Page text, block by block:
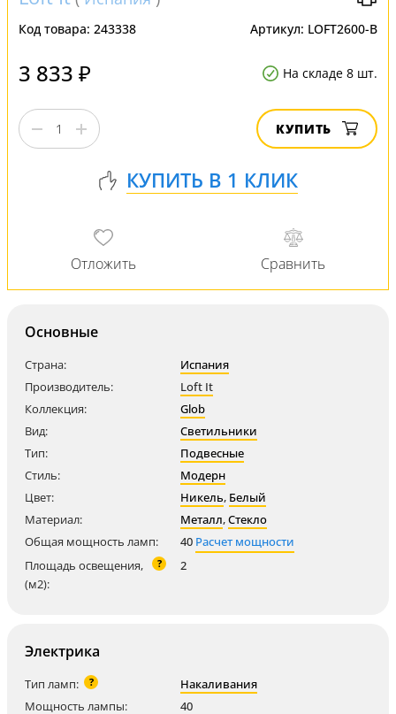
Код товара: 243338 Артикул: LOFT2600-B
3 833 ₽ На складе 8 шт.
КУПИТЬ
Основные
Страна:
Испания
Производитель:
Loft It
Коллекция:
Glob
Вид:
Светильники
Тип:
Подвесные
Стиль:
Модерн
Цвет:
Никель, Белый
Материал:
Металл,Стекло
Общая мощность ламп:
40 Расчет мощности
Площадь освещения,
(м2):
? 2
Электрика
Тип ламп: ?
Накаливания
Мощность лампы:
40